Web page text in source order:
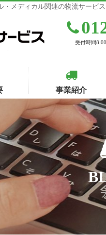
メディカル関連の物流サービ
事業紹介
受付時間